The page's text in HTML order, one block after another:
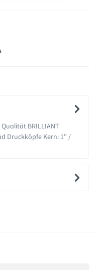
BRILLIANT
Druckköpfe Kern: 1" /